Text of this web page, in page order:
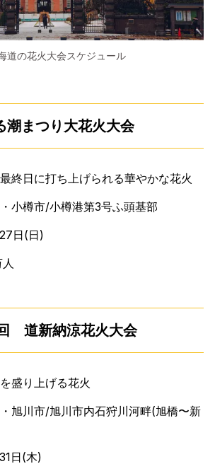
道の花火大会スケジュール
潮まつり大花火大会
終日に打ち上げられる華やかな花火
小樽市/小樽港第3号ふ頭基部
日(日)
道新納涼花火大会
盛り上げる花火
旭川市/旭川市内石狩川河畔(旭橋〜新
日(木)